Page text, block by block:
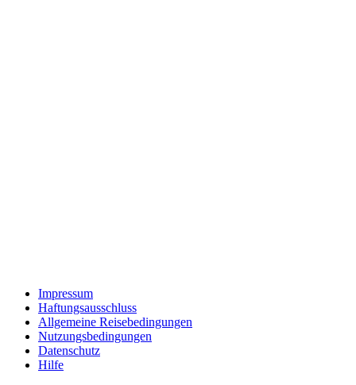
Impressum
Haftungsausschluss
Allgemeine Reisebedingungen
Nutzungsbedingungen
Datenschutz
Hilfe